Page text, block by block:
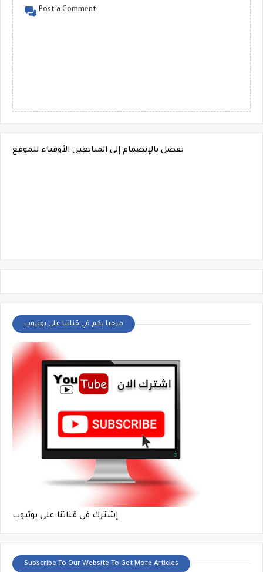
Post a Comment
تفضل بالإنضمام إلى المتابعين الأوفياء للموقع
مرحبا بكم في قناتنا على يوتيوب
إشترك في قناتنا على يوتيوب
Subscribe To Our Website To Get More Articles